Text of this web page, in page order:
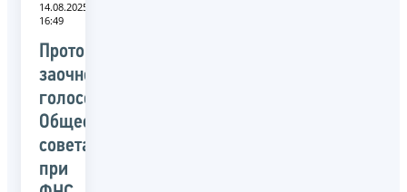
14.08.2025
16:49
Протокол
заочного
голосования
Общественного
совета
при